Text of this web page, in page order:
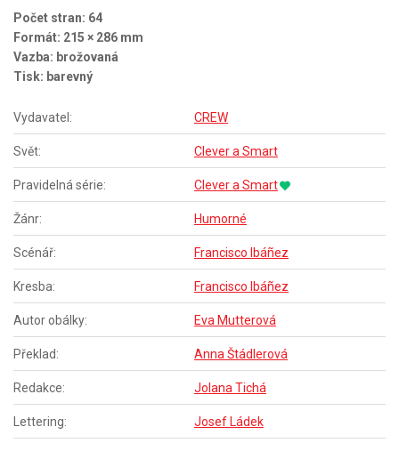
Počet stran: 64
Formát: 215 × 286 mm
Vazba: brožovaná
Tisk: barevný
Vydavatel: CREW
Svět: Clever a Smart
Pravidelná série: Clever a Smart
Žánr: Humorné
Scénář: Francisco Ibáñez
Kresba: Francisco Ibáñez
Autor obálky: Eva Mutterová
Překlad: Anna Štádlerová
Redakce: Jolana Tichá
Lettering: Josef Ládek